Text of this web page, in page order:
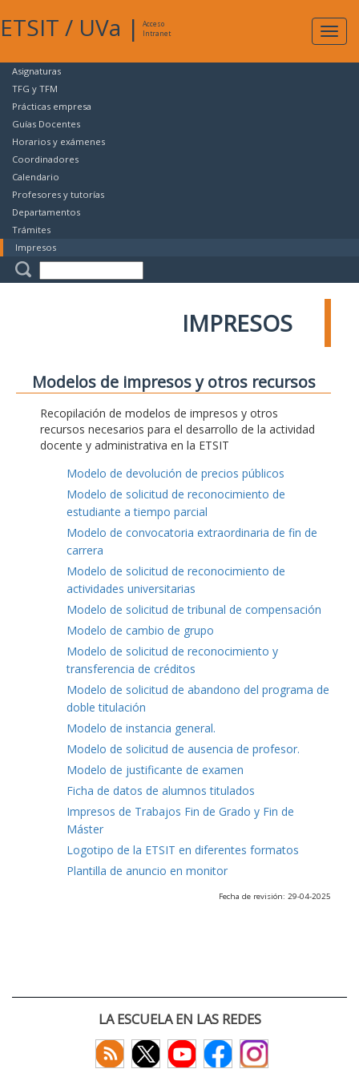
ETSIT / UVa |
Acceso
Intranet
Asignaturas
TFG y TFM
Prácticas empresa
Guías Docentes
Horarios y exámenes
Coordinadores
Calendario
Profesores y tutorías
Departamentos
Trámites
Impresos
IMPRESOS
Modelos de impresos y otros recursos
Recopilación de modelos de impresos y otros
recursos necesarios para el desarrollo de la actividad
docente y administrativa en la ETSIT
Modelo de devolución de precios públicos
Modelo de solicitud de reconocimiento de
estudiante a tiempo parcial
Modelo de convocatoria extraordinaria de fin de
carrera
Modelo de solicitud de reconocimiento de
actividades universitarias
Modelo de solicitud de tribunal de compensación
Modelo de cambio de grupo
Modelo de solicitud de reconocimiento y
transferencia de créditos
Modelo de solicitud de abandono del programa de
doble titulación
Modelo de instancia general.
Modelo de solicitud de ausencia de profesor.
Modelo de justificante de examen
Ficha de datos de alumnos titulados
Impresos de Trabajos Fin de Grado y Fin de
Máster
Logotipo de la ETSIT en diferentes formatos
Plantilla de anuncio en monitor
Fecha de revisión: 29-04-2025
LA ESCUELA EN LAS REDES